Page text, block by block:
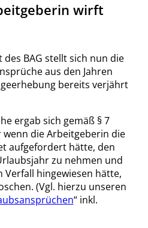
wirft
BAG stellt sich nun die
aus den Jahren
bereits verjährt
ergab sich gemäß § 7
wenn die Arbeitgeberin die
aufgefordert hätte, den
zu nehmen und
Verfall hingewiesen hätte,
(Vgl. hierzu unseren
“ inkl.